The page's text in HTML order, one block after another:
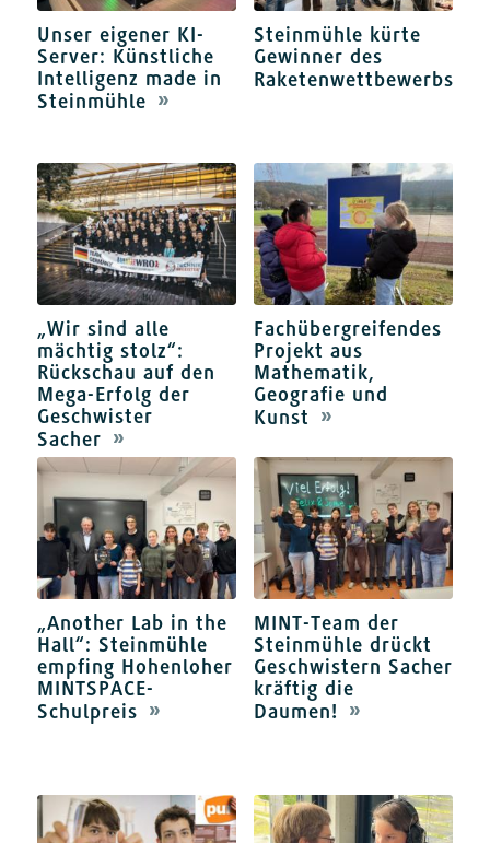
Unser eigener KI-
Server: Künstliche
Intelligenz made in
Steinmühle
Steinmühle kürte
Gewinner des
Raketenwettbewerbs
„Wir sind alle
mächtig stolz“:
Rückschau auf den
Mega-Erfolg der
Geschwister
Sacher
Fachübergreifendes
Projekt aus
Mathematik,
Geografie und
Kunst
„Another Lab in the
Hall“: Steinmühle
empfing Hohenloher
MINTSPACE-
Schulpreis
MINT-Team der
Steinmühle drückt
Geschwistern Sacher
kräftig die
Daumen!